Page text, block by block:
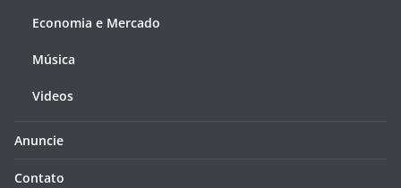
Economia e Mercado
Música
Videos
Anuncie
Contato